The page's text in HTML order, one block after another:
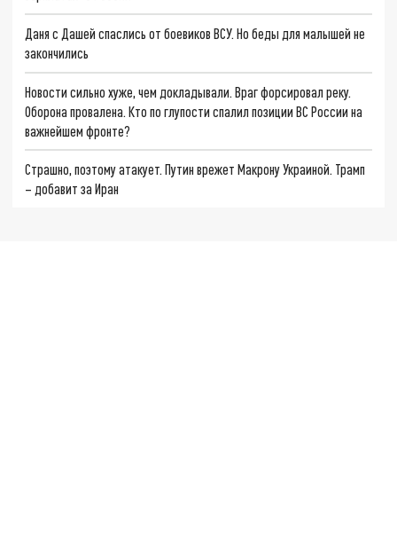
Даня с Дашей спаслись от боевиков ВСУ. Но беды для малышей не
закончились
Новости сильно хуже, чем докладывали. Враг форсировал реку.
Оборона провалена. Кто по глупости спалил позиции ВС России на
важнейшем фронте?
Страшно, поэтому атакует. Путин врежет Макрону Украиной. Трамп
– добавит за Иран